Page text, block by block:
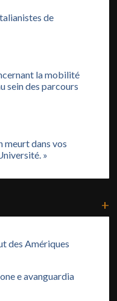
de
la mobilité
sein des parcours
meurt dans vos
»
+
des Amériques
e avanguardia